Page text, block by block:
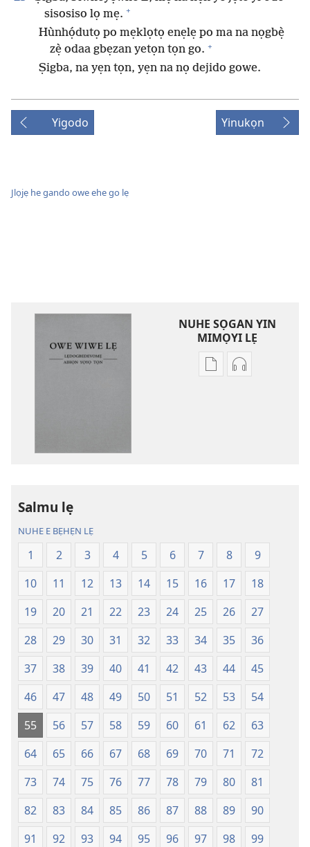
sisosiso lọ mẹ. +
Hùnhọ́dutọ po mẹklọtọ enẹlẹ po ma na nọgbẹ̀
zẹ̀ odaa gbẹzan yetọn tọn go. +
Ṣigba, na yẹn tọn, yẹn na nọ dejido gowe.
Yigodo Yinukọn
Jlọjẹ he gando owe ehe go lẹ
NUHE SỌGAN YIN
MIMỌYI LẸ
Lehe
Lẹdogbedevomẹ
Aihọn
Yọyọ
Tọn
(Zinjẹgbonu
2015
Tọn)
Lehe
Aihọn
Yọyọ
Tọn
(Zinjẹgbonu
2015
Tọn)
Salmu lẹ
NUHE E BẸHẸN LẸ
1 2 3 4 5 6 7 8
9
10
11 12 13 14 15 16 17
18
19
20 21 22 23 24 25 26
27
28
29 30 31 32 33 34 35
36
37
38 39 40 41 42 43 44
45
46
47 48 49 50 51 52 53
54
55
56 57 58 59 60 61 62
63
64
65 66 67 68 69 70 71
72
73
74 75 76 77 78 79 80
81
82
83 84 85 86 87 88 89
90
91
92 93 94 95 96 97 98
99